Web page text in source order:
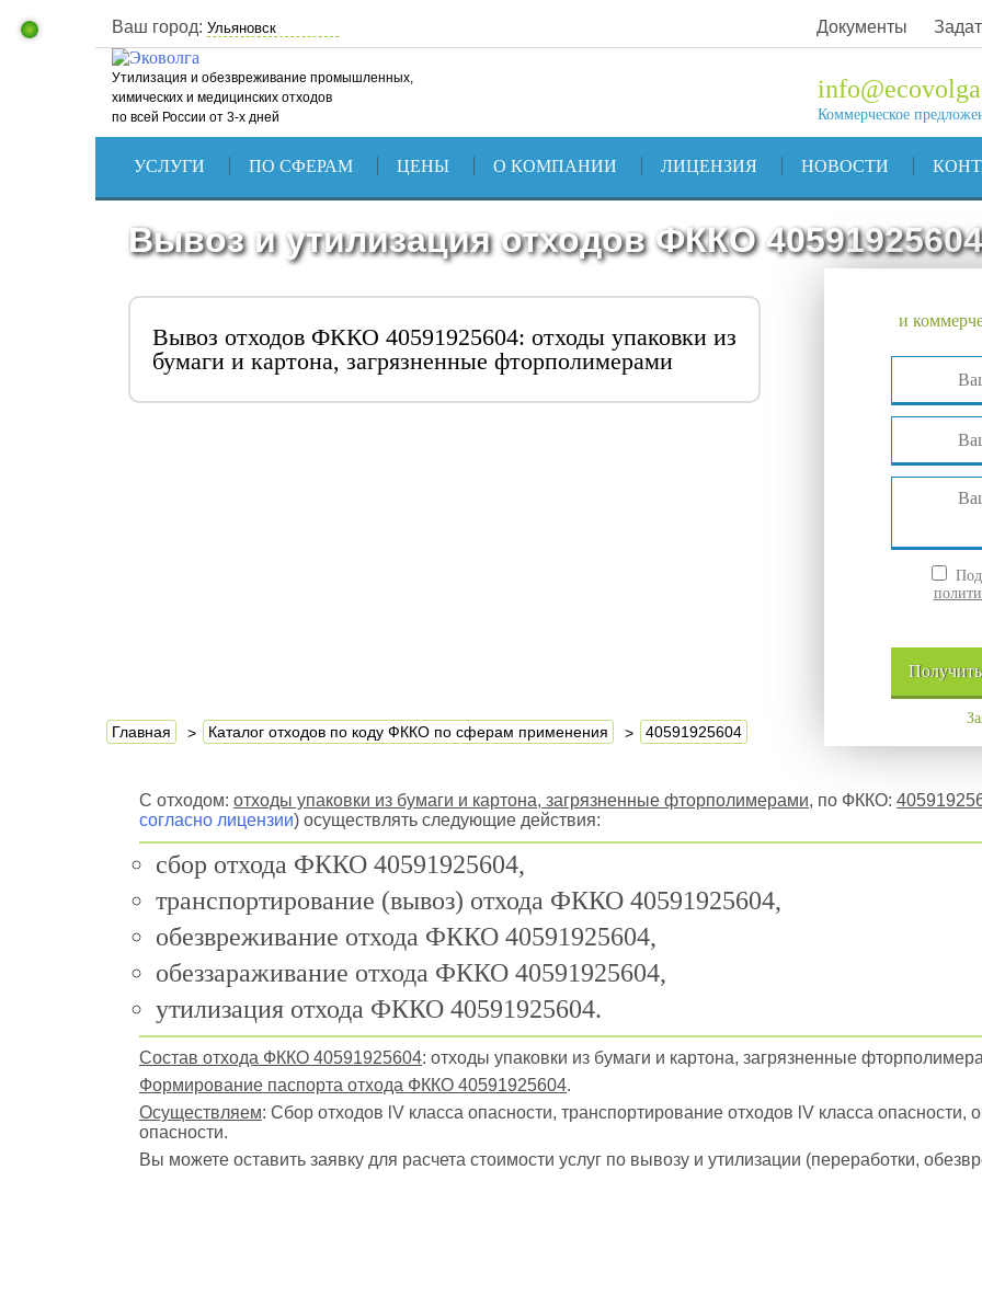
Ваш город: Документы
Утилизация и обезвреживание промышленных,
химических и медицинских отходов
по всей России от 3-х дней
Коммерческое
УСЛУГИ ПО СФЕРАМ ЦЕНЫ О КОМПАНИИ ЛИЦЕНЗИЯ НОВОСТИ
Вывоз и утилизация отходов ФККО 40591925604
Вывоз отходов ФККО 40591925604: отходы упаковки из
бумаги и картона, загрязненные фторполимерами
и
Получить
Главная Каталог отходов по коду ФККО по сферам применения 40591925604
С отходом: отходы упаковки из бумаги и картона, загрязненные фторполимерами, по ФККО:
согласно лицензии) осуществлять следующие действия:
сбор отхода ФККО 40591925604,
транспортирование (вывоз) отхода ФККО 40591925604,
обезвреживание отхода ФККО 40591925604,
обеззараживание отхода ФККО 40591925604,
утилизация отхода ФККО 40591925604.
Состав отхода ФККО 40591925604: отходы упаковки из бумаги и картона, загрязненные
Формирование паспорта отхода ФККО 40591925604.
Осуществляем: Сбор отходов lV класса опасности, транспортирование отходов lV класса опасности,
опасности.
Вы можете оставить заявку для расчета стоимости услуг по вывозу и утилизации (переработки,